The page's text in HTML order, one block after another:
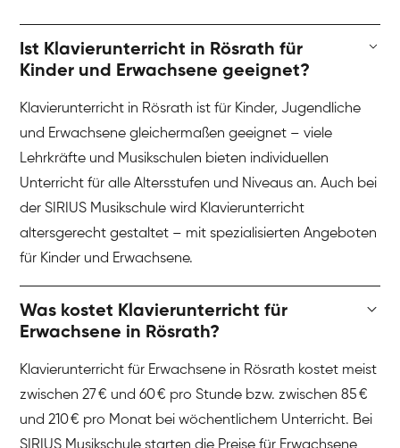
Ist Klavierunterricht in Rösrath für
Kinder und Erwachsene geeignet?
Klavierunterricht in Rösrath ist für Kinder, Jugendliche
und Erwachsene gleichermaßen geeignet – viele
Lehrkräfte und Musikschulen bieten individuellen
Unterricht für alle Altersstufen und Niveaus an. Auch bei
der SIRIUS Musikschule wird Klavierunterricht
altersgerecht gestaltet – mit spezialisierten Angeboten
für Kinder und Erwachsene.
Was kostet Klavierunterricht für
Erwachsene in Rösrath?
Klavierunterricht für Erwachsene in Rösrath kostet meist
zwischen 27 € und 60 € pro Stunde bzw. zwischen 85 €
und 210 € pro Monat bei wöchentlichem Unterricht. Bei